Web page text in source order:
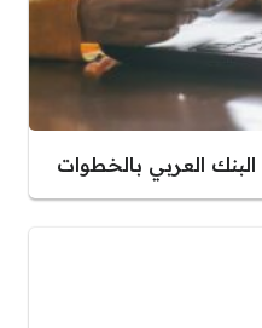
العربي بالخطوات